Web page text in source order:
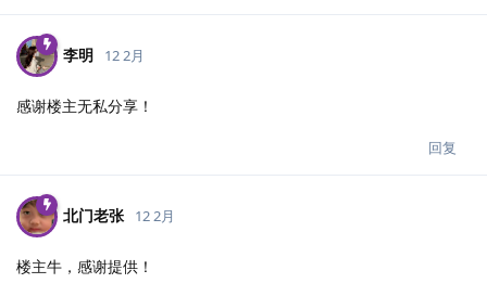
李明 12 2月
感谢楼主无私分享！
回复
北门老张 12 2月
楼主牛，感谢提供！